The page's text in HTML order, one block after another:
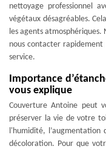
nettoyage professionnel
végétaux désagréables.
les agents atmosphériques.
nous contacter
service.
Importance
vous explique
Couverture Antoine peut
préserver la vie de votre
l'humidité, l’augmentation
décoloration. Pour que